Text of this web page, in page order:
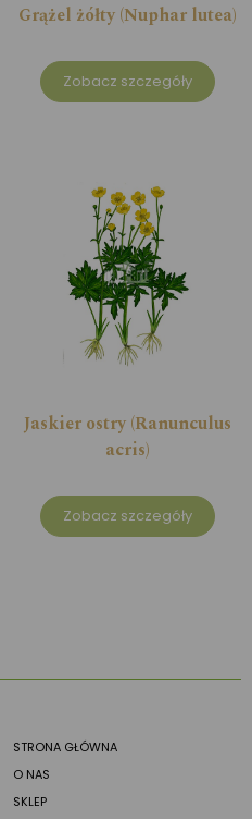
Grążel żółty (Nuphar lutea)
Zobacz szczegóły
Jaskier ostry (Ranunculus
acris)
Zobacz szczegóły
STRONA GŁÓWNA
O NAS
SKLEP